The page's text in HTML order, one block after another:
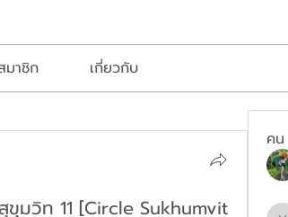
มาชิก เกี่ยวกับ
ขุมวิท 11 [Circle Sukhumvit
คน